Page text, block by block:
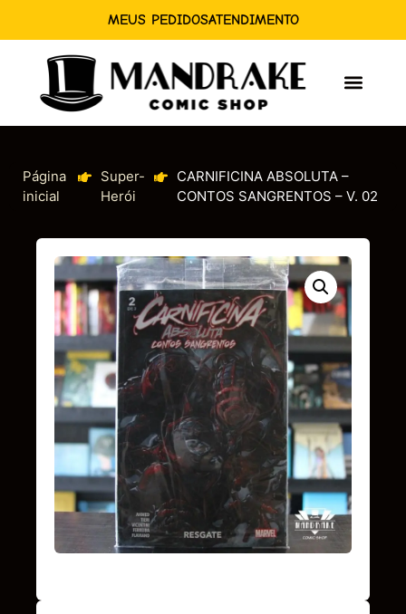
MEUS PEDIDOSATENDIMENTO
Página
inicial
Super-
Herói
CARNIFICINA ABSOLUTA –
CONTOS SANGRENTOS – V. 02